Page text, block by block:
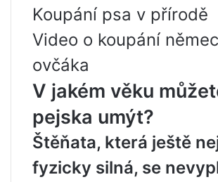
Koupání psa v přírodě
Video o koupání
ovčáka
V jakém věku
pejska umýt?
Štěňata, která ještě
fyzicky silná, se